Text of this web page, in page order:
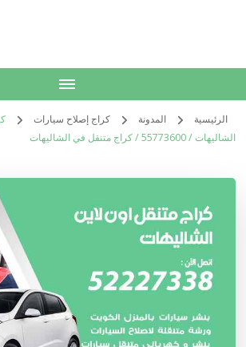
الرئيسية المدونة كراج إصلاح سيارات
الشاليهات / 55773600‬ / كراج متنقل في الشاليهات